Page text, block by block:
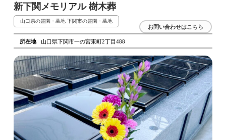
新下関メモリアル 樹木葬
山口県の霊園・墓地 下関市の霊園・墓地
所在地 山口県下関市一の宮東町2丁目488
お問い合わせはこちら